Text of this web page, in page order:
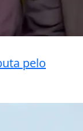
pelo